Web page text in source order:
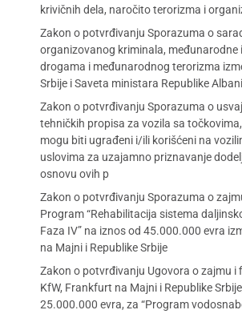
krivičnih dela, naročito terorizma i
Zakon o potvrđivanju Sporazuma o
organizovanog kriminala, međunarodne
drogama i međunarodnog terorizma
Srbije i Saveta ministara Republike
Zakon o potvrđivanju Sporazuma o
tehničkih propisa za vozila sa
mogu biti ugrađeni i/ili korišćeni na
uslovima za uzajamno priznavanje
osnovu ovih p
Zakon o potvrđivanju Sporazuma o
Program “Rehabilitacija sistema
Faza IV” na iznos od 45.000.000 evra
na Majni i Republike Srbije
Zakon o potvrđivanju Ugovora o zajmu i
KfW, Frankfurt na Majni i Republike
25.000.000 evra, za “Program